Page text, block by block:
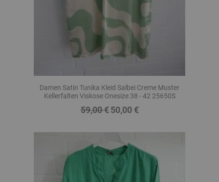
Damen Satin Tunika Kleid Salbei Creme Muster
Kellerfalten Viskose Onesize 38 - 42 25650S
Regulärer
59,00 € Preis
50,00 €